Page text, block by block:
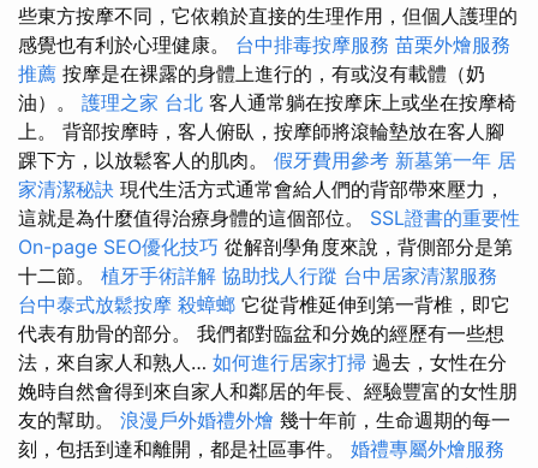
些東方按摩不同，它依賴於直接的生理作用，但個人護理的
感覺也有利於心理健康。 台中排毒按摩服務 苗栗外燴服務
推薦 按摩是在裸露的身體上進行的，有或沒有載體（奶
油）。 護理之家 台北 客人通常躺在按摩床上或坐在按摩椅
上。 背部按摩時，客人俯臥，按摩師將滾輪墊放在客人腳
踝下方，以放鬆客人的肌肉。 假牙費用參考 新墓第一年 居
家清潔秘訣 現代生活方式通常會給人們的背部帶來壓力，
這就是為什麼值得治療身體的這個部位。 SSL證書的重要性
On-page SEO優化技巧 從解剖學角度來說，背側部分是第
十二節。 植牙手術詳解 協助找人行蹤 台中居家清潔服務
台中泰式放鬆按摩 殺蟑螂 它從背椎延伸到第一背椎，即它
代表有肋骨的部分。 我們都對臨盆和分娩的經歷有一些想
法，來自家人和熟人… 如何進行居家打掃 過去，女性在分
娩時自然會得到來自家人和鄰居的年長、經驗豐富的女性朋
友的幫助。 浪漫戶外婚禮外燴 幾十年前，生命週期的每一
刻，包括到達和離開，都是社區事件。 婚禮專屬外燴服務